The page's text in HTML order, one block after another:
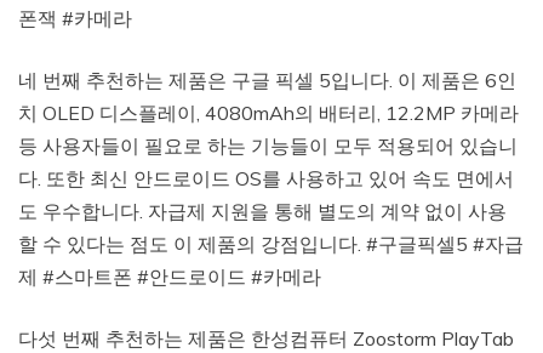
폰잭 #카메라
네 번째 추천하는 제품은 구글 픽셀 5입니다. 이 제품은 6인
치 OLED 디스플레이, 4080mAh의 배터리, 12.2MP 카메라
등 사용자들이 필요로 하는 기능들이 모두 적용되어 있습니
다. 또한 최신 안드로이드 OS를 사용하고 있어 속도 면에서
도 우수합니다. 자급제 지원을 통해 별도의 계약 없이 사용
할 수 있다는 점도 이 제품의 강점입니다. #구글픽셀5 #자급
제 #스마트폰 #안드로이드 #카메라
다섯 번째 추천하는 제품은 한성컴퓨터 Zoostorm PlayTab